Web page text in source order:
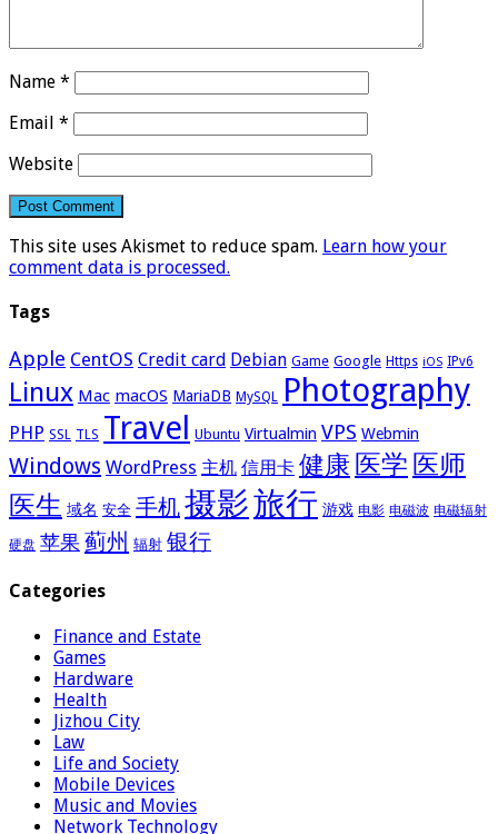
Name *
Email *
Website
This site uses Akismet to reduce spam. Learn how your
comment data is processed.
Tags
Apple CentOS Credit card Debian Game Google Https iOS IPv6
Linux Mac macOS MariaDB MySQL Photography
PHP SSL TLS Travel Ubuntu Virtualmin VPS Webmin
Windows WordPress 主机 信用卡 健康 医学 医师
医生 域名 安全 手机摄影旅行 游戏 电影 电磁波 电磁辐射
硬盘 苹果 蓟州 辐射 银行
Categories
Finance and Estate
Games
Hardware
Health
Jizhou City
Law
Life and Society
Mobile Devices
Music and Movies
Network Technology